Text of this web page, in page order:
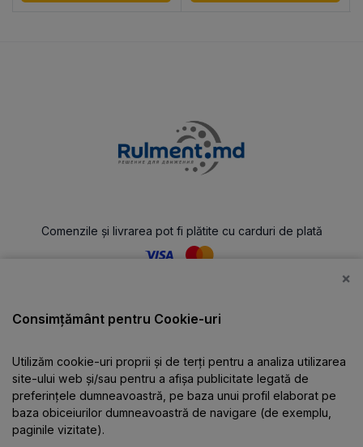
Comenzile și livrarea pot fi plătite cu carduri de plată
Catalog
Despre companie
Informații
×
Consimțământ pentru Cookie-uri
Utilizăm cookie-uri proprii și de terți pentru a analiza utilizarea
site-ului web și/sau pentru a afișa publicitate legată de
preferințele dumneavoastră, pe baza unui profil elaborat pe
baza obiceiurilor dumneavoastră de navigare (de exemplu,
paginile vizitate).